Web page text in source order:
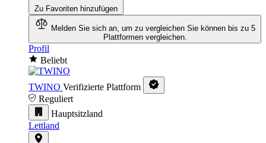
Zu Favoriten hinzufügen
Melden Sie sich an, um zu vergleichen Sie können bis zu 5
Plattformen vergleichen.
Profil
Beliebt
TWINO Verifizierte Plattform
Reguliert
Hauptsitzland
Lettland